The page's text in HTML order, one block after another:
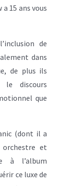
15 ans vous
de
dans
de plus ils
le discours
que
(dont il a
et
à l’album
ce luxe de